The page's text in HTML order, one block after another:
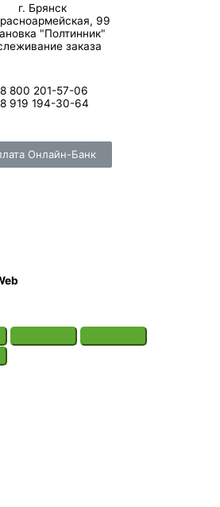
г. Брянск
99
"Полтинник"
заказа
8 800 201-57-06
8 919 194-30-64
Онлайн-Банк